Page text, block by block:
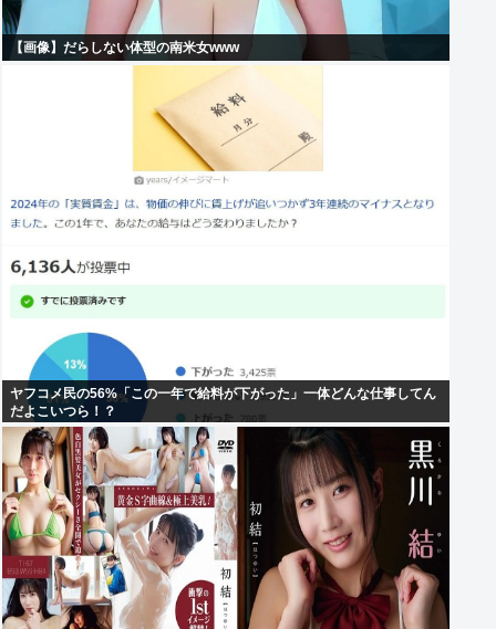
【画像】だらしない体型の南米女www
ヤフコメ民の56%「この一年で給料が下がった」一体どんな仕事してん
だよこいつら！？